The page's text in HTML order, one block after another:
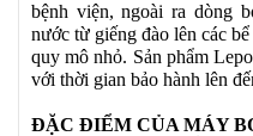
bệnh viện, ngoài ra dòng
nước từ giếng đào lên các
quy mô nhỏ. Sản phẩm
với thời gian bảo hành lên
ĐẶC ĐIỂM CỦA MÁY